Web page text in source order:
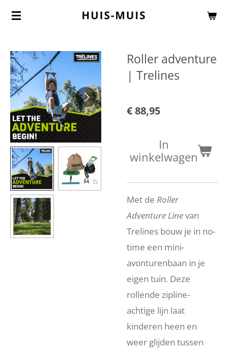
Ga
de
hoofdinhoud
Roller adventure
| Trelines
€ 88,95
In
winkelwagen
Met de Roller
Adventure Linevan
Trelines bouw je in no-
time een mini-
avonturenbaan in je
eigen tuin. Deze
rollende zipline-
achtige lijn laat
kinderen heen en
weer glijden tussen